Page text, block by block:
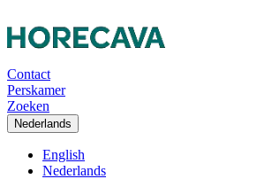
Contact
Perskamer
Zoeken
Nederlands
English
Nederlands